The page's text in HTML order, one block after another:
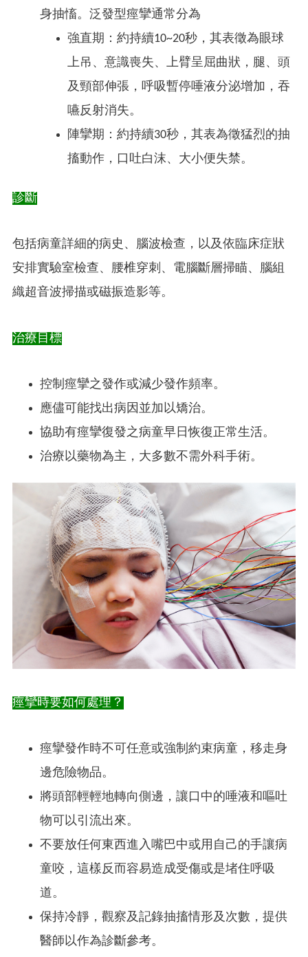
身抽慉。泛發型痙攣通常分為
強直期：約持續10~20秒，其表徵為眼球
上吊、意識喪失、上臂呈屈曲狀，腿、頭
及頸部伸張，呼吸暫停唾液分泌增加，吞
嚥反射消失。
陣攣期：約持續30秒，其表為徵猛烈的抽
搐動作，口吐白沫、大小便失禁。
診斷
包括病童詳細的病史、腦波檢查，以及依臨床症狀
安排實驗室檢查、腰椎穿刺、電腦斷層掃瞄、腦組
織超音波掃描或磁振造影等。
治療目標
控制痙攣之發作或減少發作頻率。
應儘可能找出病因並加以矯治。
協助有痙攣復發之病童早日恢復正常生活。
治療以藥物為主，大多數不需外科手術。
痙攣時要如何處理？
痙攣發作時不可任意或強制約束病童，移走身
邊危險物品。
將頭部輕輕地轉向側邊，讓口中的唾液和嘔吐
物可以引流出來。
不要放任何東西進入嘴巴中或用自己的手讓病
童咬，這樣反而容易造成受傷或是堵住呼吸
道。
保持冷靜，觀察及記錄抽搐情形及次數，提供
醫師以作為診斷參考。